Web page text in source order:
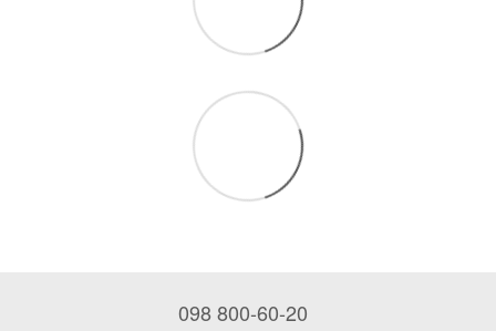
098 800-60-20